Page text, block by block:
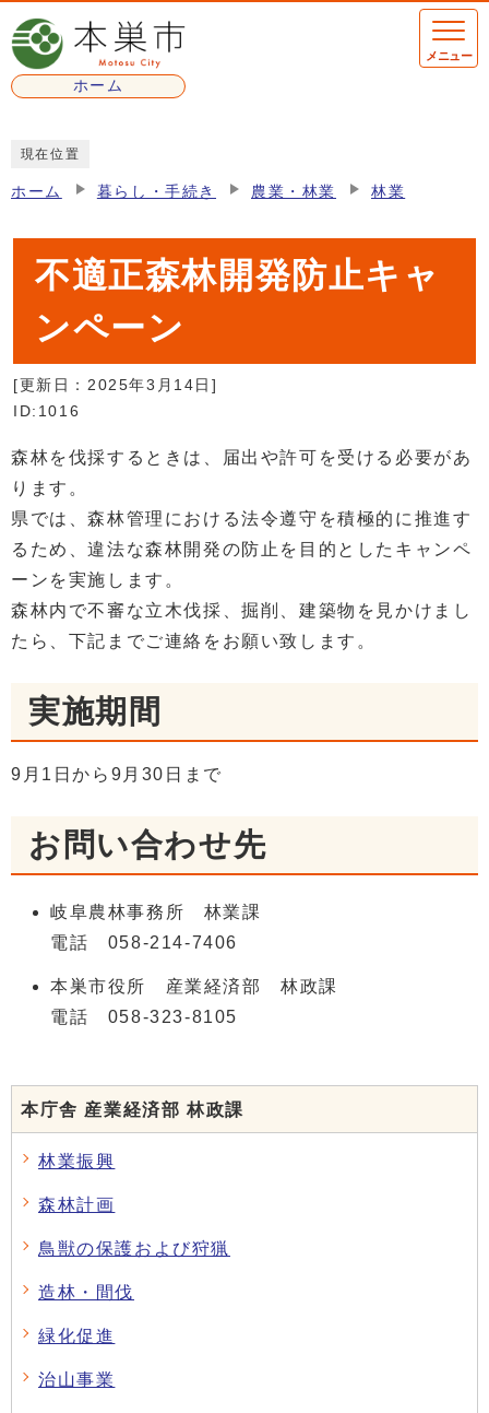
ページの先頭です
ホーム
メニュー
現在位置
ホーム 暮らし・手続き 農業・林業 林業
不適正森林開発防止キャ
ンペーン
[更新日： 2025年3月14日 ]
ID:1016
森林を伐採するときは、届出や許可を受ける必要があ
ります。
県では、森林管理における法令遵守を積極的に推進す
るため、違法な森林開発の防止を目的としたキャンペ
ーンを実施します。
森林内で不審な立木伐採、掘削、建築物を見かけまし
たら、下記までご連絡をお願い致します。
実施期間
9月1日から9月30日まで
お問い合わせ先
岐阜農林事務所 林業課
電話 058-214-7406
本巣市役所 産業経済部 林政課
電話 058-323-8105
本庁舎 産業経済部 林政課
林業振興
森林計画
鳥獣の保護および狩猟
造林・間伐
緑化促進
治山事業